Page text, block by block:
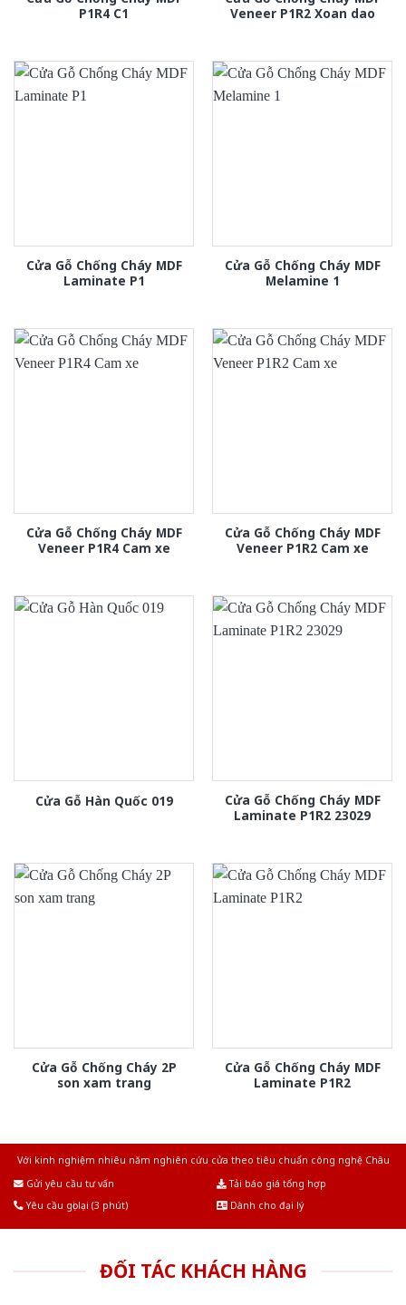
P1R4 C1
Veneer P1R2 Xoan dao
Cửa Gỗ Chống Cháy MDF
Laminate P1
Cửa Gỗ Chống Cháy MDF
Melamine 1
Cửa Gỗ Chống Cháy MDF
Veneer P1R4 Cam xe
Cửa Gỗ Chống Cháy MDF
Veneer P1R2 Cam xe
Cửa Gỗ Hàn Quốc 019
Cửa Gỗ Chống Cháy MDF
Laminate P1R2 23029
Cửa Gỗ Chống Cháy 2P
son xam trang
Cửa Gỗ Chống Cháy MDF
Laminate P1R2
Với kinh nghiệm nhiêu năm nghiên cứu cửa theo tiêu chuẩn công nghệ Châu
Gửi yêu cầu tư vấn
Tải báo giá tổng hợp
Yêu cầu gọi lại (3 phút)
Dành cho đại lý
ĐỐI TÁC KHÁCH HÀNG